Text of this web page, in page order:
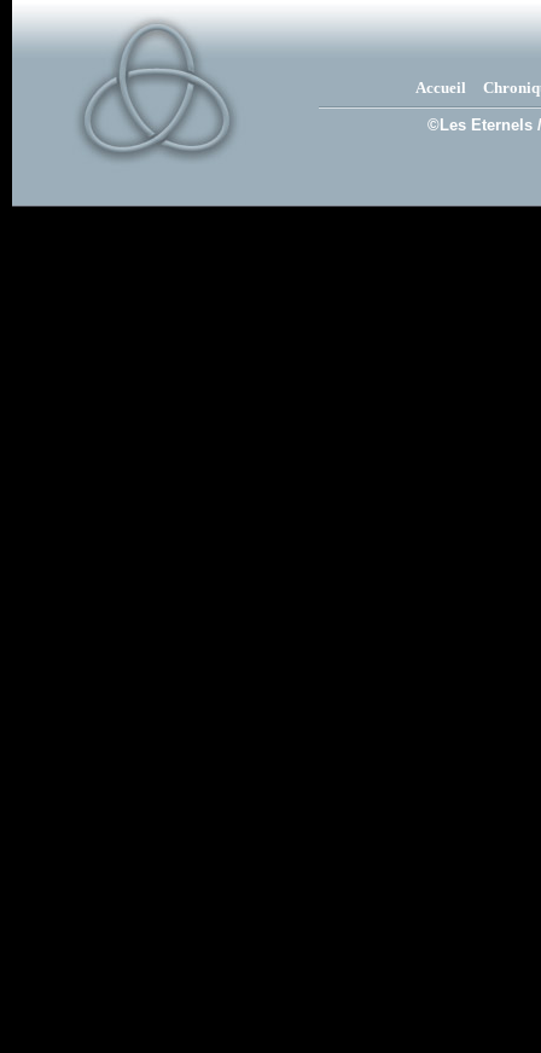
Accueil
©Les Eternels